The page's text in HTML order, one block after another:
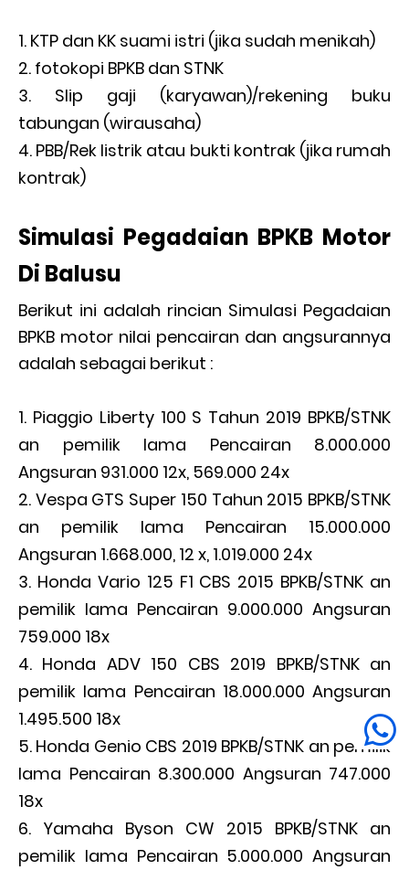
KTP dan KK suami istri (jika sudah menikah)
fotokopi BPKB dan STNK
Slip gaji (karyawan)/rekening buku
tabungan (wirausaha)
PBB/Rek listrik atau bukti kontrak (jika rumah
kontrak)
Simulasi Pegadaian BPKB Motor
Di Balusu
Berikut ini adalah rincian Simulasi Pegadaian
BPKB motor nilai pencairan dan angsurannya
adalah sebagai berikut :
Piaggio Liberty 100 S Tahun 2019 BPKB/STNK
an pemilik lama Pencairan 8.000.000
Angsuran 931.000 12x, 569.000 24x
Vespa GTS Super 150 Tahun 2015 BPKB/STNK
an pemilik lama Pencairan 15.000.000
Angsuran 1.668.000, 12 x, 1.019.000 24x
Honda Vario 125 F1 CBS 2015 BPKB/STNK an
pemilik lama Pencairan 9.000.000 Angsuran
759.000 18x
Honda ADV 150 CBS 2019 BPKB/STNK an
pemilik lama Pencairan 18.000.000 Angsuran
1.495.500 18x
Honda Genio CBS 2019 BPKB/STNK an pemilik
lama Pencairan 8.300.000 Angsuran 747.000
18x
Yamaha Byson CW 2015 BPKB/STNK an
pemilik lama Pencairan 5.000.000 Angsuran